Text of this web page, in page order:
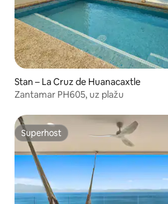
Stan – La Cruz de Huanacaxtle
Zantamar PH605, uz plažu
Superhost
Superhost